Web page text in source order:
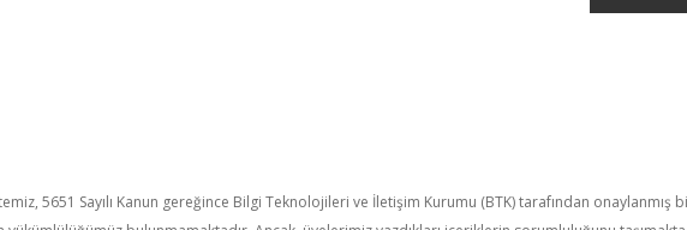
5651 Sayılı Kanun gereğince Bilgi Teknolojileri ve İletişim Kurumu (BTK) tarafından onaylanmış